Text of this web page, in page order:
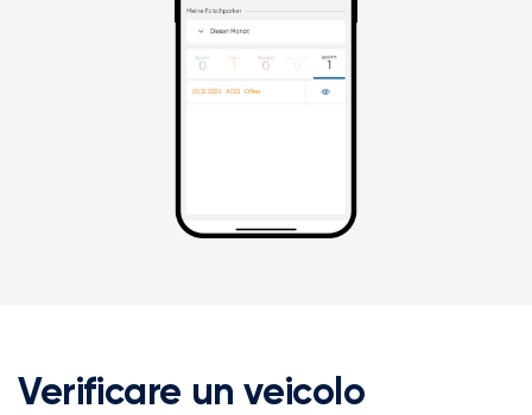
Verificare un veicolo